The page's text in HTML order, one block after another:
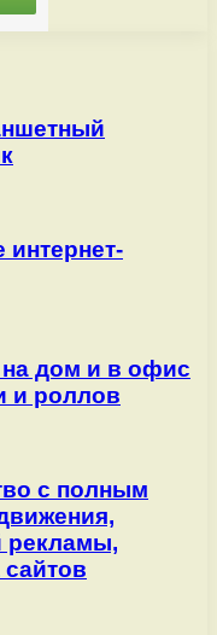
интернет-
дом и в офис
и роллов
с полным
рекламы,
сайтов